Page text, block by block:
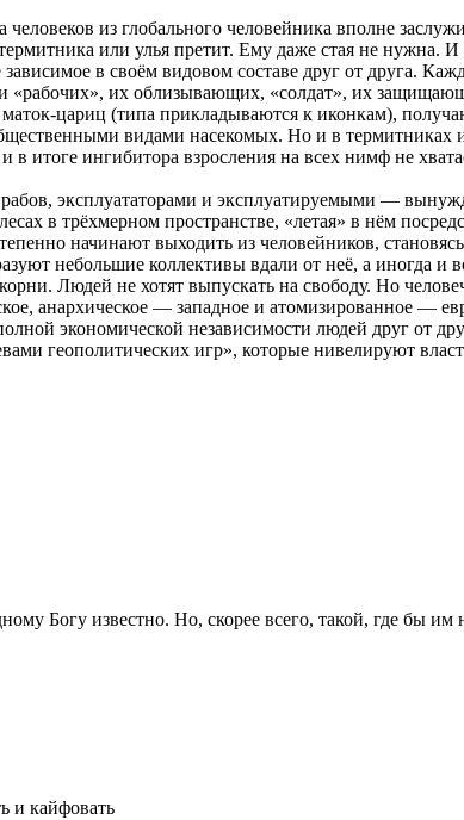
из глобального человейника вполне
или улья претит. Ему даже стая не нужна. И
в своём видовом составе друг от друга.
«рабочих», их облизывающих, «солдат», их
цариц (типа прикладываются к иконкам),
видами насекомых. Но и в термитниках
итоге ингибитора взросления на всех нимф не
эксплуататорами и эксплуатируемыми —
в трёхмерном пространстве, «летая» в нём
начинают выходить из человейников,
небольшие коллективы вдали от неё, а иногда
Людей не хотят выпускать на свободу. Но
анархическое — западное и атомизированное —
экономической независимости людей друг от
геополитических игр», которые нивелируют
Богу известно. Но, скорее всего, такой, где бы им
и кайфовать